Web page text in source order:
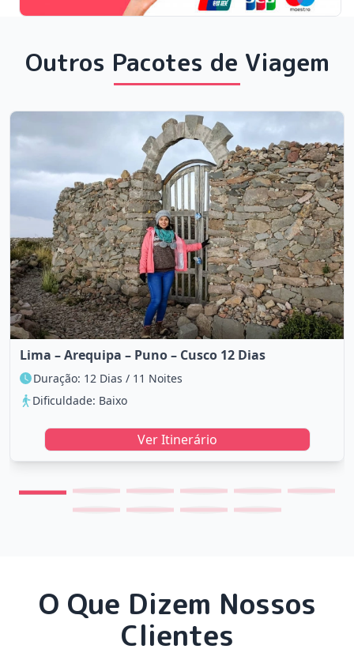
Outros Pacotes de Viagem
Lima – Arequipa – Puno – Cusco 12 Dias
Duração: 12 Dias / 11 Noites
Dificuldade: Baixo
Ver Itinerário
O Que Dizem Nossos
Clientes